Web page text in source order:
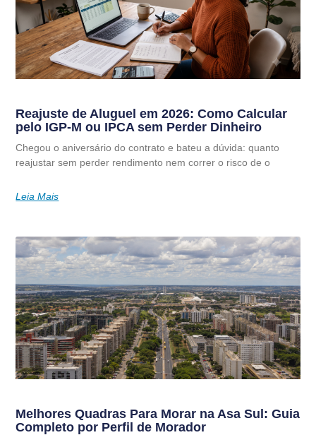
Reajuste de Aluguel em 2026: Como Calcular
pelo IGP-M ou IPCA sem Perder Dinheiro
Chegou o aniversário do contrato e bateu a dúvida: quanto
reajustar sem perder rendimento nem correr o risco de o
Leia Mais
Melhores Quadras Para Morar na Asa Sul: Guia
Completo por Perfil de Morador